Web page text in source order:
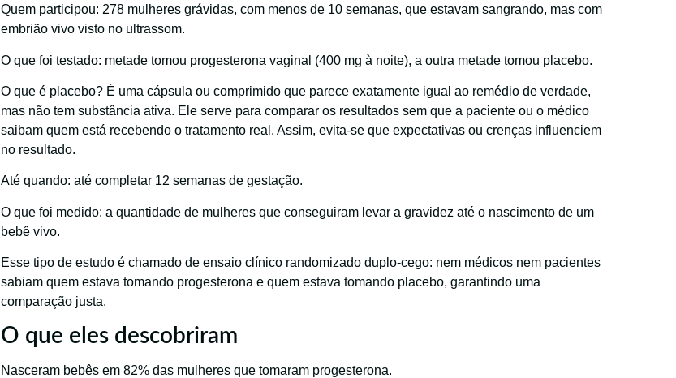
Quem participou: 278 mulheres grávidas, com menos de 10 semanas, que estavam sangrando, mas com
embrião vivo visto no ultrassom.
O que foi testado: metade tomou progesterona vaginal (400 mg à noite), a outra metade tomou placebo.
O que é placebo? É uma cápsula ou comprimido que parece exatamente igual ao remédio de verdade,
mas não tem substância ativa. Ele serve para comparar os resultados sem que a paciente ou o médico
saibam quem está recebendo o tratamento real. Assim, evita-se que expectativas ou crenças influenciem
no resultado.
Até quando: até completar 12 semanas de gestação.
O que foi medido: a quantidade de mulheres que conseguiram levar a gravidez até o nascimento de um
bebê vivo.
Esse tipo de estudo é chamado de ensaio clínico randomizado duplo-cego: nem médicos nem pacientes
sabiam quem estava tomando progesterona e quem estava tomando placebo, garantindo uma
comparação justa.
O que eles descobriram
Nasceram bebês em 82% das mulheres que tomaram progesterona.